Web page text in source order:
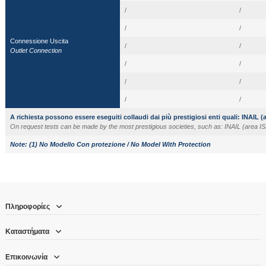
Connessione Uscita
Outlet Connection
/ /
/ /
/ /
/ /
/ /
/ /
A richiesta possono essere eseguiti collaudi dai più prestigiosi enti quali: INAIL
On request tests can be made by the most prestigious societies, such as: INAIL (area
Note: (1) No Modello Con protezione / No Model With Protection
Πληροφορίες
Καταστήματα
Επικοινωνία